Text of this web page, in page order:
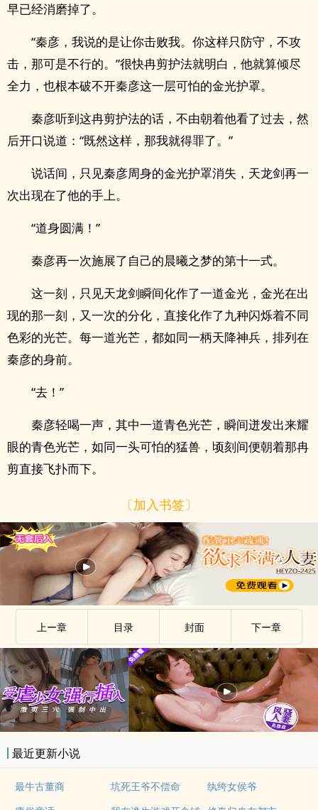
早已经消磨掉了。
“秦彦，我说的是让你击败我。你这样只防守，不攻
击，那可是不行的。”很快冉剪护法就明白，他就算倾尽
全力，也根本破不开秦彦这一层可怕的金光护罩。
秦彦听到这冉剪护法的话，不由朝着他看了过去，然
后开口说道：“既然这样，那我就得罪了。”
说话间，只见秦彦周身的金光护罩消失，天龙剑再一
次出现在了他的手上。
“道身圆满！”
秦彦再一次施展了自己的晨曦之梦的第十一式。
这一刻，只见天龙剑瞬间化作了一道金光，金光在出
现的那一刻，又一次的分化，直接化作了九种闪烁着不同
色彩的光芒。每一道光芒，都如同一柄天降神兵，排列在
秦彦的身前。
“去！”
秦彦轻喝一声，其中一道青色光芒，瞬间迸发出来耀
眼的青色光芒，如同一头可怕的猛兽，顷刻间便朝着那冉
剪直接飞扑而下。
〔加入书签〕
上ー章 目录 封面 下ー章
最近更新小说
最牛古董商 坑死王爷不偿命
纨绔女侯爷